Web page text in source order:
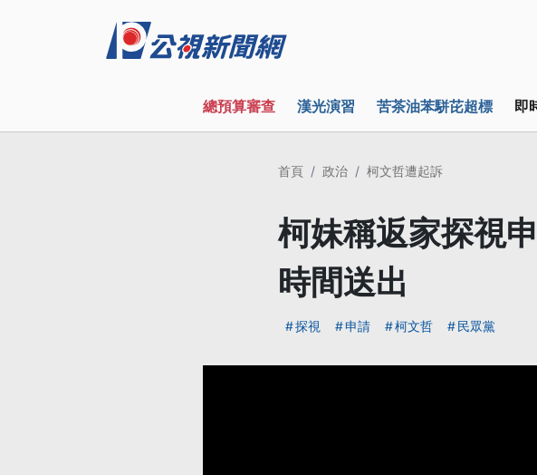
總預算審查 漢光演習 苦茶油苯駢芘超標 即
首頁 政治 柯文哲遭起訴
柯妹稱返家探視
時間送出
探視 申請 柯文哲 民眾黨